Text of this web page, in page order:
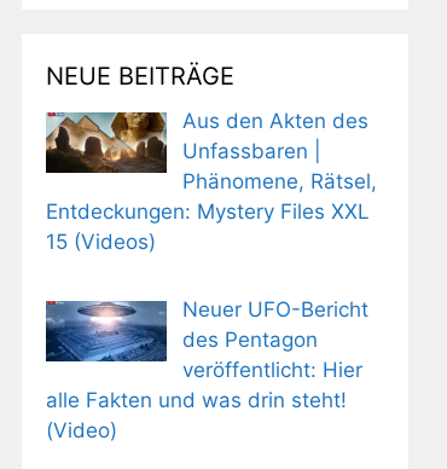
NEUE BEITRÄGE
Aus den Akten des
Unfassbaren |
Phänomene, Rätsel,
Entdeckungen: Mystery Files XXL
15 (Videos)
Neuer UFO-Bericht
des Pentagon
veröffentlicht: Hier
alle Fakten und was drin steht!
(Video)